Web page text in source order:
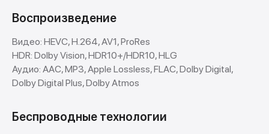
Воспроизведение
Видео: HEVC, H.264, AV1, ProRes
HDR: Dolby Vision, HDR10+/HDR10, HLG
Аудио: AAC, MP3, Apple Lossless, FLAC, Dolby Digital,
Dolby Digital Plus, Dolby Atmos
Беспроводные технологии
Подробнее
Без первоначальных взносов.
Рассрочка от партнеров